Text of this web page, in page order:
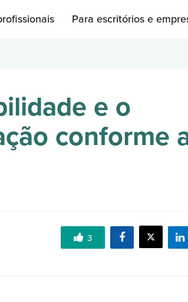
Para escritórios e
e o
conforme
3